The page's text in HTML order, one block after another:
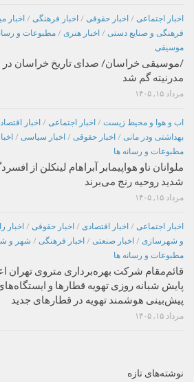
اخبار اجتماعی / اخبار حقوقی / اخبار فرهنگی / اخبار
فرهنگی و صنایع دستی / اخبار هنری / مطبوعات و
موسیقی
/موسیقی خراسان/ صدای تاریخ خراسان در
مدرنیته گم شد
مرداد ۱۵, ۱۴۰۵
اب و هوا و محیط زیست / اخبار اجتماعی / اخبار
بهداشتی ودر مانی / اخبار حقوقی / اخبار سیاسی /
مطبوعات و رسانه ها
ملوانان ناو هواپیمابر آبراهام لینکلن از
شدید روحیه رنج می‌برند
مرداد ۱۵, ۱۴۰۵
اخبار اجتماعی / اخبار اقتصادی / اخبار حقوقی / اخبار
و شهرسازی / اخبار صنعتی / اخبار فرهنگی / شهر و
مطبوعات و رسانه ها
قائم‌مقام شرکت بهره‌برداری متروی تهران
پایش شبانه روزی تهویه قطارها و
پیش‌بینی هوشمند تهویه در قطارهای جدید
مرداد ۱۵, ۱۴۰۵
نوشته‌های تازه